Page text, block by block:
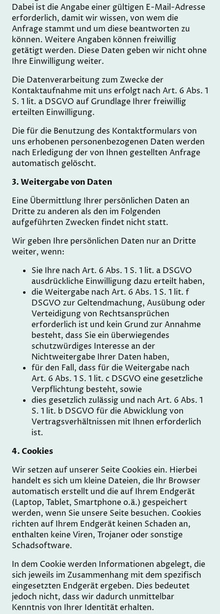
Dabei ist die Angabe einer gültigen E-Mail-Adresse
erforderlich, damit wir wissen, von wem die
Anfrage stammt und um diese beantworten zu
können. Weitere Angaben können freiwillig
getätigt werden. Diese Daten geben wir nicht ohne
Ihre Einwilligung weiter.
Die Datenverarbeitung zum Zwecke der
Kontaktaufnahme mit uns erfolgt nach Art. 6 Abs. 1
S. 1 lit. a DSGVO auf Grundlage Ihrer freiwillig
erteilten Einwilligung.
Die für die Benutzung des Kontaktformulars von
uns erhobenen personenbezogenen Daten werden
nach Erledigung der von Ihnen gestellten Anfrage
automatisch gelöscht.
3. Weitergabe von Daten
Eine Übermittlung Ihrer persönlichen Daten an
Dritte zu anderen als den im Folgenden
aufgeführten Zwecken findet nicht statt.
Wir geben Ihre persönlichen Daten nur an Dritte
weiter, wenn:
Sie Ihre nach Art. 6 Abs. 1 S. 1 lit. a DSGVO
ausdrückliche Einwilligung dazu erteilt haben,
die Weitergabe nach Art. 6 Abs. 1 S. 1 lit. f
DSGVO zur Geltendmachung, Ausübung oder
Verteidigung von Rechtsansprüchen
erforderlich ist und kein Grund zur Annahme
besteht, dass Sie ein überwiegendes
schutzwürdiges Interesse an der
Nichtweitergabe Ihrer Daten haben,
für den Fall, dass für die Weitergabe nach
Art. 6 Abs. 1 S. 1 lit. c DSGVO eine gesetzliche
Verpflichtung besteht, sowie
dies gesetzlich zulässig und nach Art. 6 Abs. 1
S. 1 lit. b DSGVO für die Abwicklung von
Vertragsverhältnissen mit Ihnen erforderlich
ist.
4. Cookies
Wir setzen auf unserer Seite Cookies ein. Hierbei
handelt es sich um kleine Dateien, die Ihr Browser
automatisch erstellt und die auf Ihrem Endgerät
(Laptop, Tablet, Smartphone o.ä.) gespeichert
werden, wenn Sie unsere Seite besuchen. Cookies
richten auf Ihrem Endgerät keinen Schaden an,
enthalten keine Viren, Trojaner oder sonstige
Schadsoftware.
In dem Cookie werden Informationen abgelegt, die
sich jeweils im Zusammenhang mit dem spezifisch
eingesetzten Endgerät ergeben. Dies bedeutet
jedoch nicht, dass wir dadurch unmittelbar
Kenntnis von Ihrer Identität erhalten.